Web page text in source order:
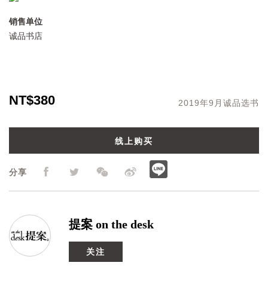
销售单位
诚品书店
分享
提案 on the desk
关注
NT$380 2019年9月诚品选书
线上购买